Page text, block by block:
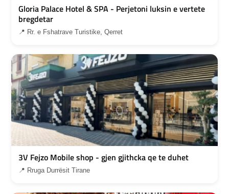
Gloria Palace Hotel & SPA - Perjetoni luksin e vertete
bregdetar
📍 Rr. e Fshatrave Turistike, Qerret
3V Fejzo Mobile shop - gjen gjithcka qe te duhet
📍 Rruga Durrësit Tirane